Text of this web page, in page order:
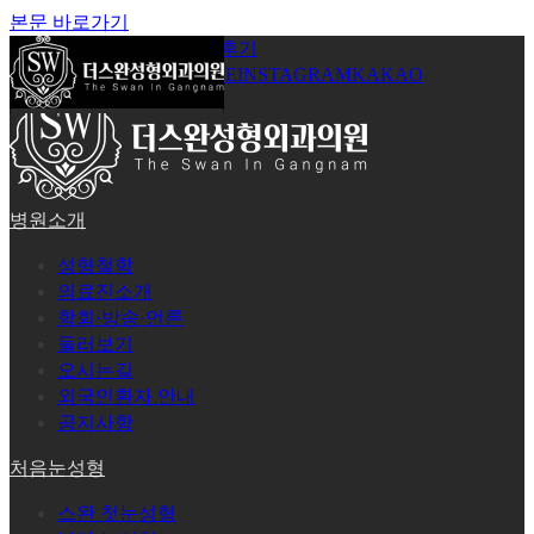
본문 바로가기
공지사항
시술후기
로그인회원가입YOUTUBEINSTAGRAMKAKAO
병원소개
성형철학
의료진소개
학회·방송·언론
둘러보기
오시는길
외국인환자 안내
공지사항
처음눈성형
스완 첫눈성형